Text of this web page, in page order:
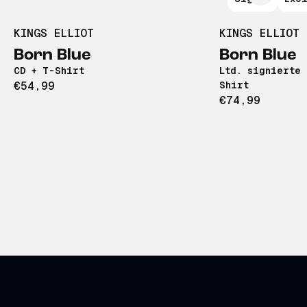
KINGS ELLIOT
Born Blue
CD + T-Shirt
€54,99
KINGS ELLIOT
Born Blue
Ltd. signierte
Shirt
€74,99